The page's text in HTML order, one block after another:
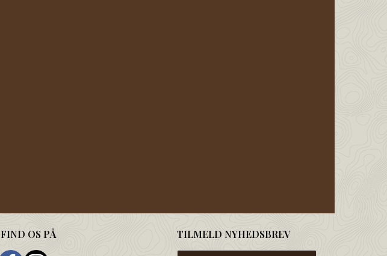
FIND OS PÅ
TILMELD NYHEDSBREV